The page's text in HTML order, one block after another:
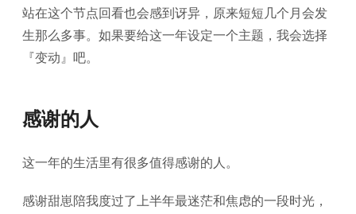
站在这个节点回看也会感到讶异，原来短短几个月会发
生那么多事。如果要给这一年设定一个主题，我会选择
『变动』吧。
感谢的人
这一年的生活里有很多值得感谢的人。
感谢甜崽陪我度过了上半年最迷茫和焦虑的一段时光，